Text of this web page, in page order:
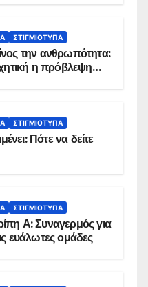
ΣΤΙΓΜΙΌΤΥΠΑ
την ανθρωπότητα:
η πρόβλεψη…
ΣΤΙΓΜΙΌΤΥΠΑ
Πότε να δείτε
ΣΤΙΓΜΙΌΤΥΠΑ
Α: Συναγερμός για
ευάλωτες ομάδες